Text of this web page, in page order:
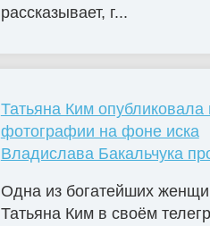
рассказывает, г...
Татьяна Ким
фотографии на фоне иска
Владислава Бакальчука
Одна из богатейших
Татьяна Ким в своём